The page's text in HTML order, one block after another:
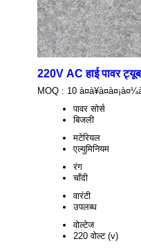
220V AC हाई पावर
MOQ : 10
पावर सोर्स
बिजली
मटेरियल
एल्युमिनियम
रंग
चाँदी
वारंटी
उपलब्ध
वोल्टेज
220 वोल्ट (v)